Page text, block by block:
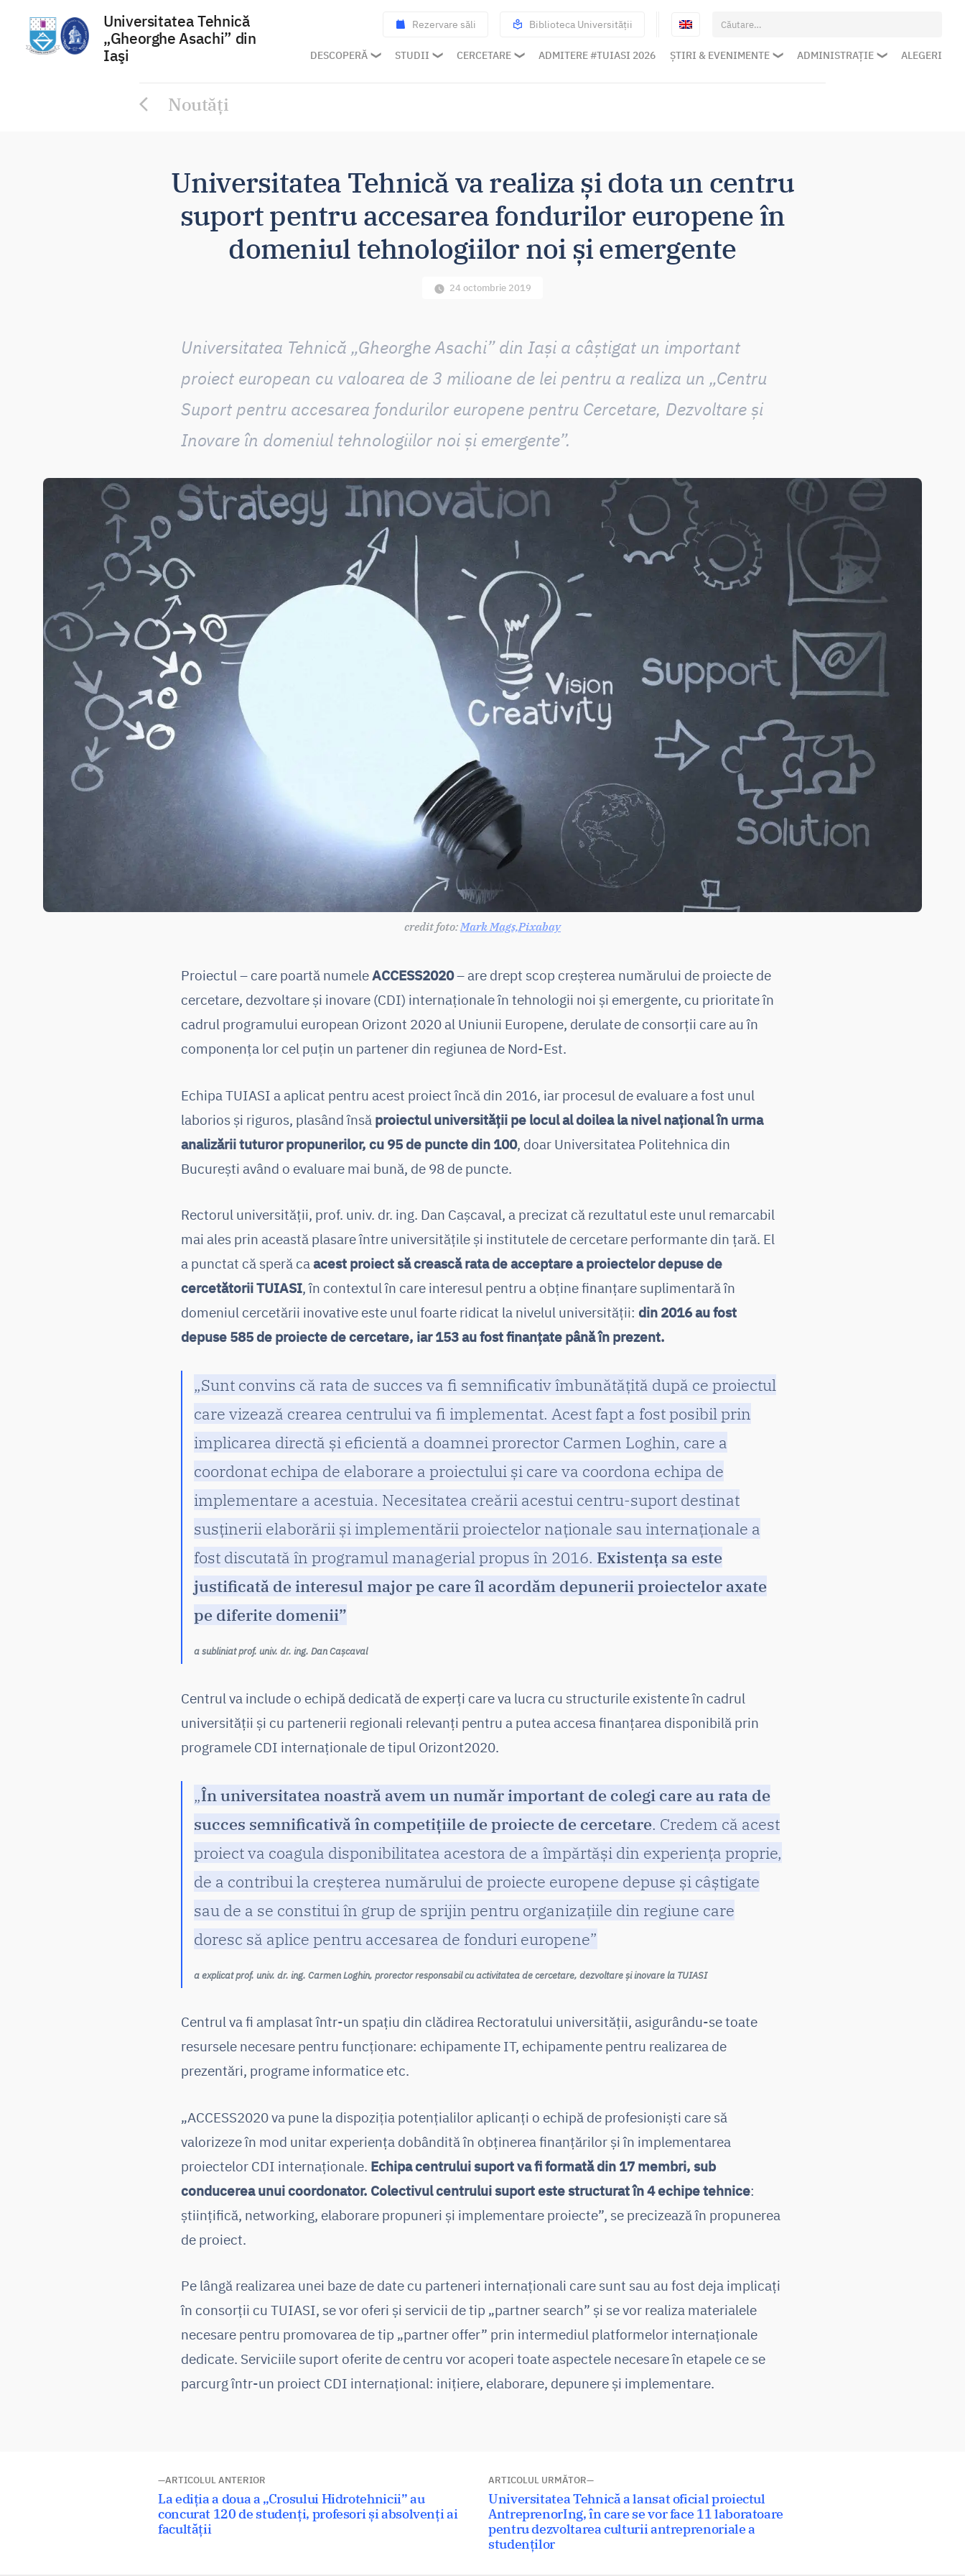
Universitatea Tehnică
„Gheorghe Asachi” din
Iaşi
Rezervare săli Biblioteca Universității
Caută
după:
DESCOPERĂ STUDII CERCETARE ADMITERE #TUIASI 2026 ȘTIRI & EVENIMENTE ADMINISTRAȚIE ALEGERI
Noutăți
Universitatea Tehnică va realiza și dota un centru
suport pentru accesarea fondurilor europene în
domeniul tehnologiilor noi și emergente
24 octombrie 2019
Universitatea Tehnică „Gheorghe Asachi” din Iași a câștigat un important
proiect european cu valoarea de 3 milioane de lei pentru a realiza un „Centru
Suport pentru accesarea fondurilor europene pentru Cercetare, Dezvoltare și
Inovare în domeniul tehnologiilor noi și emergente”.
credit foto: Mark Mags,Pixabay
Proiectul – care poartă numeleACCESS2020– are drept scop creșterea numărului de proiecte de
cercetare, dezvoltare și inovare (CDI) internaționale în tehnologii noi și emergente, cu prioritate în
cadrul programului european Orizont 2020 al Uniunii Europene, derulate de consorții care au în
componența lor cel puțin un partener din regiunea de Nord-Est.
Echipa TUIASI a aplicat pentru acest proiect încă din 2016, iar procesul de evaluare a fost unul
laborios și riguros, plasând însă proiectul universității pe locul al doilea la nivel național în urma
analizării tuturor propunerilor, cu 95 de puncte din 100, doar Universitatea Politehnica din
București având o evaluare mai bună, de 98 de puncte.
Rectorul universității, prof. univ. dr. ing. Dan Cașcaval, a precizat că rezultatul este unul remarcabil
mai ales prin această plasare între universitățile și institutele de cercetare performante din țară. El
a punctat că speră ca acest proiect să crească rata de acceptare a proiectelor depuse de
cercetătorii TUIASI, în contextul în care interesul pentru a obține finanțare suplimentară în
domeniul cercetării inovative este unul foarte ridicat la nivelul universității: din 2016 au fost
depuse 585 de proiecte de cercetare, iar 153 au fost finanțate până în prezent.
„Sunt convins că rata de succes va fi semnificativ îmbunătățită după ce proiectul
care vizează crearea centrului va fi implementat. Acest fapt a fost posibil prin
implicarea directă și eficientă a doamnei prorector Carmen Loghin, care a
coordonat echipa de elaborare a proiectului și care va coordona echipa de
implementare a acestuia. Necesitatea creării acestui centru-suport destinat
susținerii elaborării și implementării proiectelor naționale sau internaționale a
fost discutată în programul managerial propus în 2016. Existența sa este
justificată de interesul major pe care îl acordăm depunerii proiectelor axate
pe diferite domenii”
a subliniat prof. univ. dr. ing. Dan Cașcaval
Centrul va include o echipă dedicată de experți care va lucra cu structurile existente în cadrul
universității și cu partenerii regionali relevanți pentru a putea accesa finanțarea disponibilă prin
programele CDI internaționale de tipul Orizont2020.
„În universitatea noastră avem un număr important de colegi care au rata de
succes semnificativă în competițiile de proiecte de cercetare. Credem că acest
proiect va coagula disponibilitatea acestora de a împărtăși din experiența proprie,
de a contribui la creșterea numărului de proiecte europene depuse și câștigate
sau de a se constitui în grup de sprijin pentru organizațiile din regiune care
doresc să aplice pentru accesarea de fonduri europene”
a explicat prof. univ. dr. ing. Carmen Loghin, prorector responsabil cu activitatea de cercetare, dezvoltare și inovare la TUIASI
Centrul va fi amplasat într-un spațiu din clădirea Rectoratului universității, asigurându-se toate
resursele necesare pentru funcționare: echipamente IT, echipamente pentru realizarea de
prezentări, programe informatice etc.
„ACCESS2020 va pune la dispoziția potențialilor aplicanţi o echipă de profesioniști care să
valorizeze în mod unitar experiența dobândită în obținerea finanțărilor și în implementarea
proiectelor CDI internaționale. Echipa centrului suport va fi formată din 17 membri, sub
conducerea unui coordonator. Colectivul centrului suport este structurat în 4 echipe tehnice:
științifică, networking, elaborare propuneri și implementare proiecte”, se precizează în propunerea
de proiect.
Pe lângă realizarea unei baze de date cu parteneri internaționali care sunt sau au fost deja implicați
în consorții cu TUIASI, se vor oferi și servicii de tip „partner search” și se vor realiza materialele
necesare pentru promovarea de tip „partner offer” prin intermediul platformelor internaționale
dedicate. Serviciile suport oferite de centru vor acoperi toate aspectele necesare în etapele ce se
parcurg într-un proiect CDI internațional: inițiere, elaborare, depunere și implementare.
ARTICOLUL ANTERIOR
Articolul
anterior:
La ediția a doua a „Crosului Hidrotehnicii” au
concurat 120 de studenți, profesori și absolvenți ai
facultății
ARTICOLUL URMĂTOR
Articolul
următor:
Universitatea Tehnică a lansat oficial proiectul
AntreprenorIng, în care se vor face 11 laboratoare
pentru dezvoltarea culturii antreprenoriale a
studenților